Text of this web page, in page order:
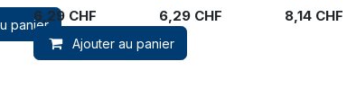
panier
6,29CHF
Ajouter au panier
6,29CHF 8,14CHF